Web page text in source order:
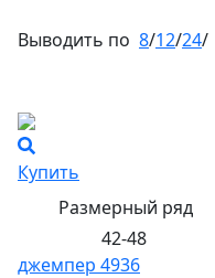
Выводить по 8/12/24/
Купить
Размерный ряд
42-48
джемпер 4936